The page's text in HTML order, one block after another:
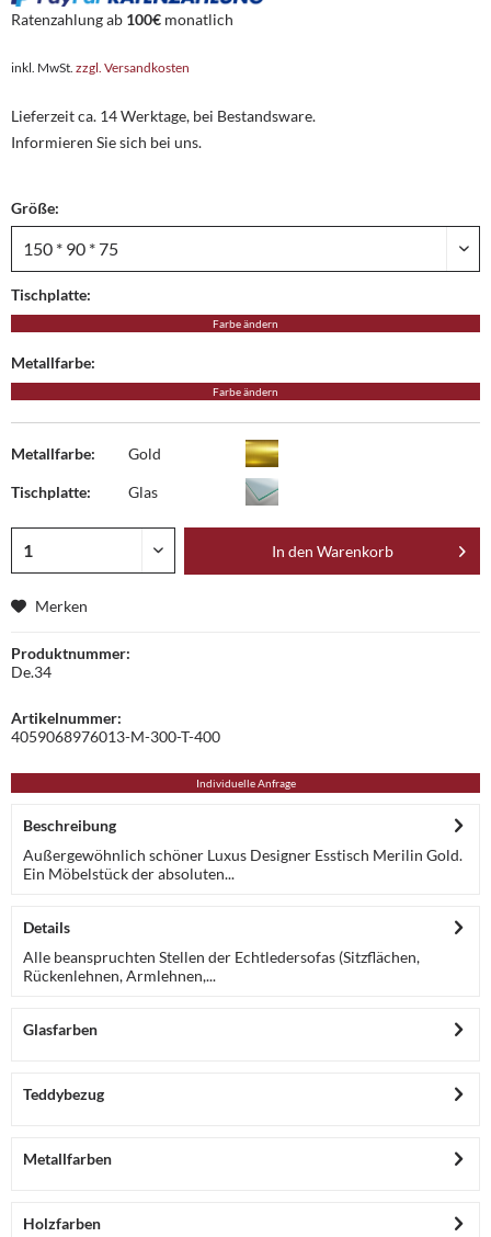
Ratenzahlung ab 100€ monatlich
inkl. MwSt. zzgl. Versandkosten
Lieferzeit ca. 14 Werktage, bei Bestandsware.
Informieren Sie sich bei uns.
Größe:
Tischplatte:
Farbe ändern
Metallfarbe:
Farbe ändern
Metallfarbe: Gold
Tischplatte: Glas
In den Warenkorb
Merken
Produktnummer:
De.34
Artikelnummer:
4059068976013-M-300-T-400
Individuelle Anfrage
Beschreibung
Außergewöhnlich schöner Luxus Designer Esstisch Merilin Gold.
Ein Möbelstück der absoluten...
Details
Alle beanspruchten Stellen der Echtledersofas (Sitzflächen,
Rückenlehnen, Armlehnen,...
Glasfarben
Teddybezug
Metallfarben
Holzfarben